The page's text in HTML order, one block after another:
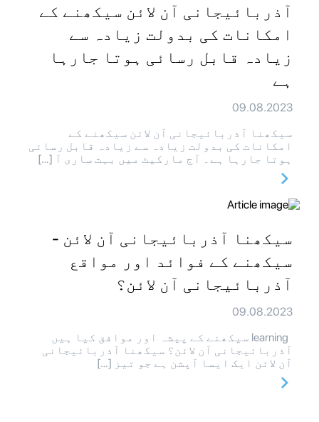
آذربائیجانی آن لائن سیکھنے کے
امکانات کی بدولت زیادہ سے
زیادہ قابل رسائی ہوتا جارہا
ہے
09.08.2023
سیکھنا آذربائیجانی آن لائن سیکھنے کے
امکانات کی بدولت زیادہ سے زیادہ قابل رسائی
ہوتا جارہا ہے۔ آج مارکیٹ میں بہت ساری آ […]
سیکھنا آذربائیجانی آن لائن -
سیکھنے کے فوائد اور مواقع
آذربائیجانی آن لائن؟
09.08.2023
learning سیکھنے کے پیشہ اور موافق کیا ہیں
آذربائیجانی آن لائن؟ سیکھنا آذربائیجانی
آن لائن ایک ایسا آپشن ہے جو تیز […]